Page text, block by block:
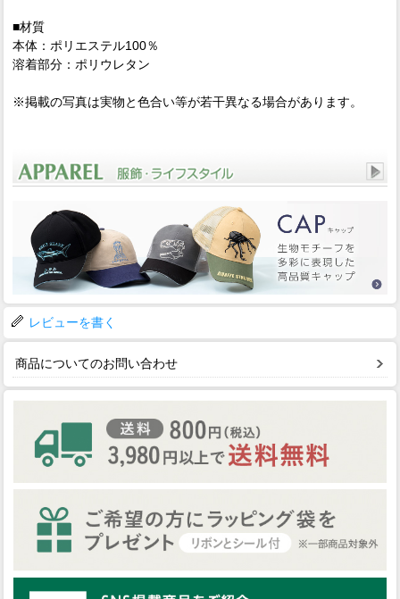
■材質
本体：ポリエステル100％
溶着部分：ポリウレタン
※掲載の写真は実物と色合い等が若干異なる場合があります。
レビューを書く
商品についてのお問い合わせ